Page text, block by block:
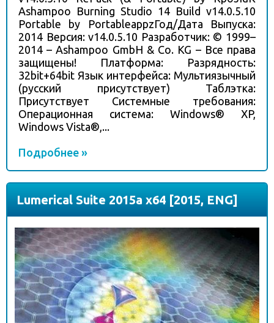
Ashampoo Burning Studio 14 Build v14.0.5.10
Portable by PortableappzГод/Дата Выпуска:
2014 Версия: v14.0.5.10 Разработчик: © 1999–
2014 – Ashampoo GmbH & Co. KG – Все права
защищены! Платформа: Разрядность:
32bit+64bit Язык интерфейса: Мультиязычный
(русский присутствует) Таблэтка:
Присутствует Системные требования:
Операционная система: Windows® XP,
Windows Vista®,...
Подробнее »
Lumerical Suite 2015a x64 [2015, ENG]